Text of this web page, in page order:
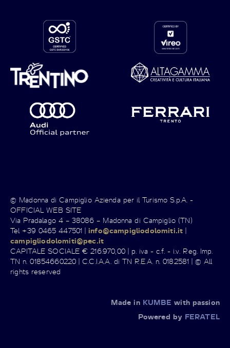
© Madonna di Campiglio Azienda per il Turismo S.p.A. -
OFFICIAL WEB SITE
Via Pradalago 4 – 38086 – Madonna di Campiglio (TN)
Tel +39 0465 447501 |info@campigliodolomiti.it |
campigliodolomiti@pec.it
CAPITALE SOCIALE € 216.970,00 | p. iva - c.f. - i.v. Reg. Imp.
TN n. 01854660220 | C.C.I.A.A. di TN R.E.A. n. 0182581 | © All
rights reserved
Made in KUMBE with passion
Powered by FERATEL